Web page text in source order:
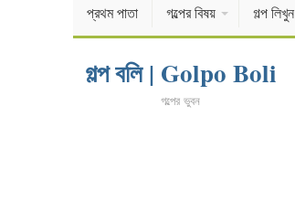
প্রথম পাতা গল্পের বিষয় গল্প লিখুন
গল্প বলি | Golpo Boli
গল্পের ভুবন